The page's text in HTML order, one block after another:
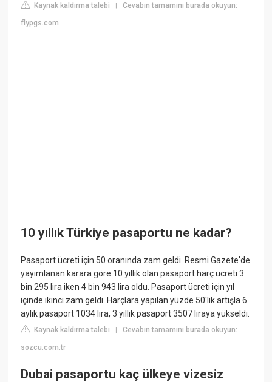
Kaynak kaldırma talebi |Cevabın tamamını burada okuyun:
flypgs.com
10 yıllık Türkiye pasaportu ne kadar?
Pasaport ücreti için 50 oranında zam geldi. Resmi Gazete'de
yayımlanan karara göre 10 yıllık olan pasaport harç ücreti 3
bin 295 lira iken 4 bin 943 lira oldu. Pasaport ücreti için yıl
içinde ikinci zam geldi. Harçlara yapılan yüzde 50'lik artışla 6
aylık pasaport 1034 lira, 3 yıllık pasaport 3507 liraya yükseldi.
Kaynak kaldırma talebi |Cevabın tamamını burada okuyun:
sozcu.com.tr
Dubai pasaportu kaç ülkeye vizesiz